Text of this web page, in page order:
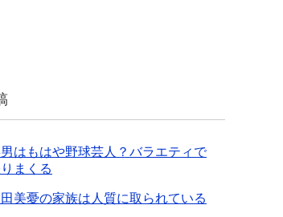
はもはや野球芸人？バラエティで
まくる
美憂の家族は人質に取られている